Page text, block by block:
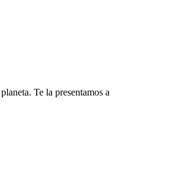
Te la presentamos a